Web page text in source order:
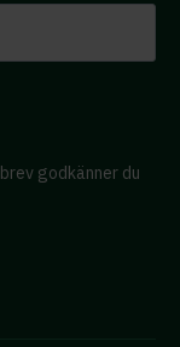
godkänner du